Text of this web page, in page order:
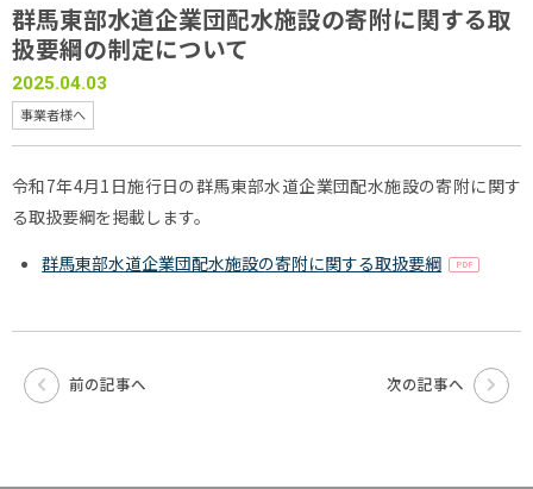
群馬東部水道企業団配水施設の寄附に関する取
扱要綱の制定について
2025.04.03
事業者様へ
令和7年4月1日施行日の群馬東部水道企業団配水施設の寄附に関す
る取扱要綱を掲載します。
群馬東部水道企業団配水施設の寄附に関する取扱要綱
前の記事へ 次の記事へ